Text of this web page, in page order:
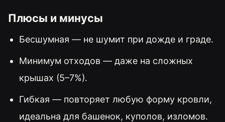
Плюсы и минусы
Бесшумная — не шумит при дожде и граде.
Минимум отходов — даже на сложных
крышах (5–7%).
Гибкая — повторяет любую форму кровли,
идеальна для башенок, куполов, изломов.